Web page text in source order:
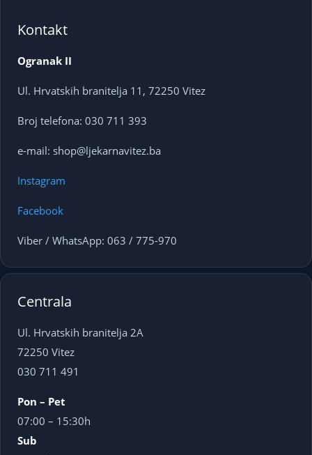
Kontakt
Ogranak II
Ul. Hrvatskih branitelja 11, 72250 Vitez
Broj telefona: 030 711 393
e-mail: shop@ljekarnavitez.ba
Instagram
Facebook
Viber / WhatsApp: 063 / 775-970
Centrala
Ul. Hrvatskih branitelja 2A
72250 Vitez
030 711 491
Pon – Pet
07:00 – 15:30h
Sub